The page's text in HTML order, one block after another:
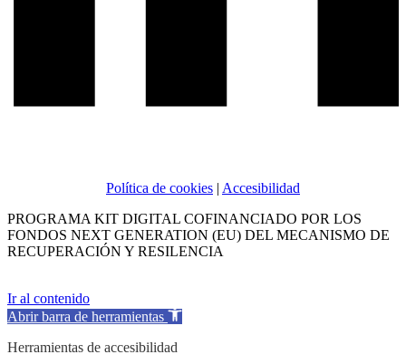
Política de cookies | Accesibilidad
PROGRAMA KIT DIGITAL COFINANCIADO POR LOS
FONDOS NEXT GENERATION (EU) DEL MECANISMO DE
RECUPERACIÓN Y RESILENCIA
Ir al contenido
Abrir barra de herramientas
Herramientas de accesibilidad